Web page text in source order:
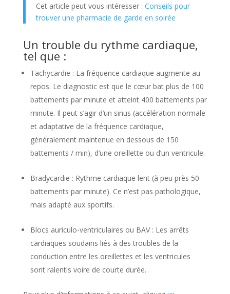
Cet article peut vous intéresser : Conseils pour
trouver une pharmacie de garde en soirée
Un trouble du rythme cardiaque,
tel que :
Tachycardie : La fréquence cardiaque augmente au
repos. Le diagnostic est que le cœur bat plus de 100
battements par minute et atteint 400 battements par
minute. Il peut s’agir d’un sinus (accélération normale
et adaptative de la fréquence cardiaque,
généralement maintenue en dessous de 150
battements / min), d’une oreillette ou d’un ventricule.
Bradycardie : Rythme cardiaque lent (à peu près 50
battements par minute). Ce n’est pas pathologique,
mais adapté aux sportifs.
Blocs auriculo-ventriculaires ou BAV : Les arrêts
cardiaques soudains liés à des troubles de la
conduction entre les oreillettes et les ventricules
sont ralentis voire de courte durée.